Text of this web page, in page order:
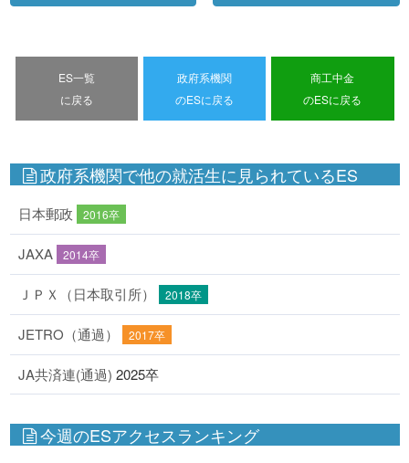
ES一覧
に戻る
政府系機関
のESに戻る
商工中金
のESに戻る
政府系機関で他の就活生に見られているES
日本郵政 2016卒
JAXA 2014卒
ＪＰＸ（日本取引所） 2018卒
JETRO（通過） 2017卒
JA共済連(通過) 2025卒
今週のESアクセスランキング